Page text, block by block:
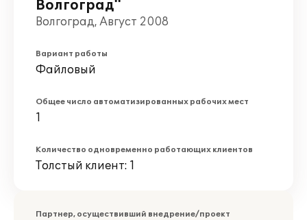
Волгоград"
Волгоград, Август 2008
Вариант работы
Файловый
Общее число автоматизированных рабочих мест
1
Количество одновременно работающих клиентов
Толстый клиент: 1
Партнер, осуществивший внедрение/проект